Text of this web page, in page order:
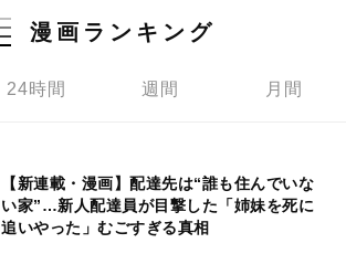
漫画ランキング
24時間 週間 月間
【新連載・漫画】配達先は“誰も住んでいな
い家”…新人配達員が目撃した「姉妹を死に
追いやった」むごすぎる真相